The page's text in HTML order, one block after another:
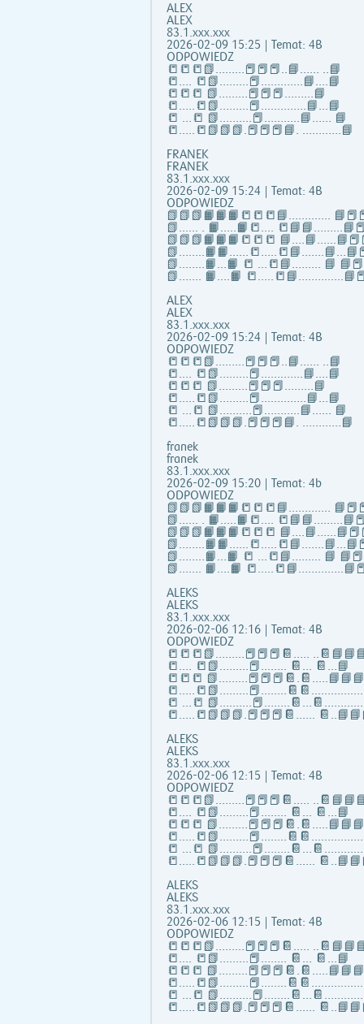
ALEX
ALEX
83.1.xxx.xxx
2026-02-09 15:25 | Temat: 4B
ODPOWIEDZ
📒📒📒📗………📕📕📕..📘…… ..📘
📒…. 📒📗………📕………….📘….📘
📒📒📒 📗………📕📕📕………📘
📒…..📒📗………📕…………..📘…📘
📒 …📒 📗……….📕………..📘…… 📘
📒…..📒📗📗📗.📕📕📕📘. …………📘
FRANEK
FRANEK
83.1.xxx.xxx
2026-02-09 15:24 | Temat: 4B
ODPOWIEDZ
📗📗📗📙📙📙📒📒📒📘……..…..
📗...... . 📙…..📙📒….
📗📗📗📙📙📙📒📒📒
📗……..📙…📙 📒 …📒📘……... 📘
📗……. 📙….📙
ALEX
ALEX
83.1.xxx.xxx
2026-02-09 15:24 | Temat: 4B
ODPOWIEDZ
📒📒📒📗………📕📕📕..📘…… ..📘
📒…. 📒📗………📕………….📘….📘
📒📒📒 📗………📕📕📕………📘
📒…..📒📗………📕…………..📘…📘
📒 …📒 📗……….📕………..📘…… 📘
📒…..📒📗📗📗.📕📕📕📘. …………📘
franek
franek
83.1.xxx.xxx
2026-02-09 15:20 | Temat: 4b
ODPOWIEDZ
📗📗📗📙📙📙📒📒📒📘……..…..
📗...... . 📙…..📙📒….
📗📗📗📙📙📙📒📒📒
📗……..📙…📙 📒 …📒📘……... 📘
📗……. 📙….📙
ALEKS
ALEKS
83.1.xxx.xxx
2026-02-06 12:16 | Temat: 4B
ODPOWIEDZ
📒📒📒📗………📕📕📕📔.....
📒…. 📒📗………📕…….. 📔... 📔…📘
📒📒📒 📗………📕📕📕📔.📔.….📘📘📘
📒 …📒
📒…..📒📗📗📗.📕📕📕📔......
ALEKS
ALEKS
83.1.xxx.xxx
2026-02-06 12:15 | Temat: 4B
ODPOWIEDZ
📒📒📒📗………📕📕📕📔.....
📒…. 📒📗………📕…….. 📔... 📔…📘
📒📒📒 📗………📕📕📕📔.📔.….📘📘📘
📒 …📒
📒…..📒📗📗📗.📕📕📕📔......
ALEKS
ALEKS
83.1.xxx.xxx
2026-02-06 12:15 | Temat: 4B
ODPOWIEDZ
📒📒📒📗………📕📕📕📔.....
📒…. 📒📗………📕…….. 📔... 📔…📘
📒📒📒 📗………📕📕📕📔.📔.….📘📘📘
📒 …📒
📒…..📒📗📗📗.📕📕📕📔......